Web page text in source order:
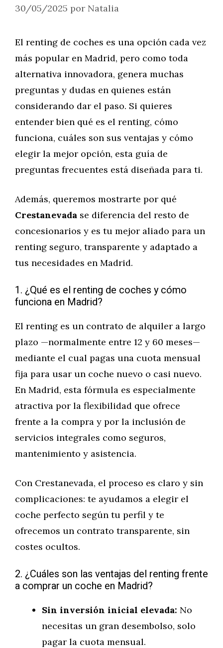
30/05/2025 por Natalia
El renting de coches es una opción cada vez
más popular en Madrid, pero como toda
alternativa innovadora, genera muchas
preguntas y dudas en quienes están
considerando dar el paso. Si quieres
entender bien qué es el renting, cómo
funciona, cuáles son sus ventajas y cómo
elegir la mejor opción, esta guía de
preguntas frecuentes está diseñada para ti.
Además, queremos mostrarte por qué
Crestanevada se diferencia del resto de
concesionarios y es tu mejor aliado para un
renting seguro, transparente y adaptado a
tus necesidades en Madrid.
1. ¿Qué es el renting de coches y cómo
funciona en Madrid?
El renting es un contrato de alquiler a largo
plazo —normalmente entre 12 y 60 meses—
mediante el cual pagas una cuota mensual
fija para usar un coche nuevo o casi nuevo.
En Madrid, esta fórmula es especialmente
atractiva por la flexibilidad que ofrece
frente a la compra y por la inclusión de
servicios integrales como seguros,
mantenimiento y asistencia.
Con Crestanevada, el proceso es claro y sin
complicaciones: te ayudamos a elegir el
coche perfecto según tu perfil y te
ofrecemos un contrato transparente, sin
costes ocultos.
2. ¿Cuáles son las ventajas del renting frente
a comprar un coche en Madrid?
Sin inversión inicial elevada: No
necesitas un gran desembolso, solo
pagar la cuota mensual.